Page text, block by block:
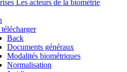
Les acteurs de la biométrie
Back
Documents généraux
Modalités biométriques
Normalisation